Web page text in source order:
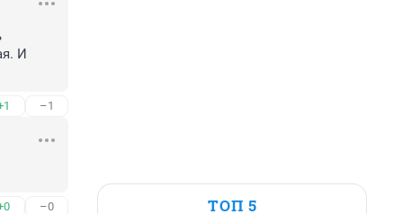
И
–1
–0 ТОП 5